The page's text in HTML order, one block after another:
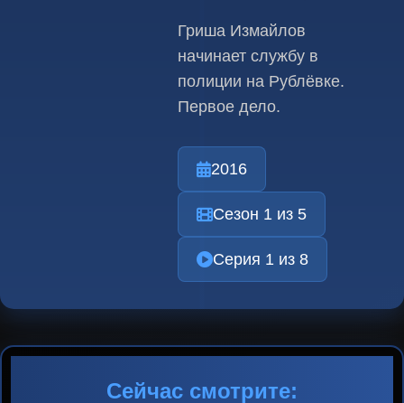
Гриша Измайлов
начинает службу в
полиции на Рублёвке.
Первое дело.
2016
Сезон 1 из 5
Серия 1 из 8
Сейчас смотрите: